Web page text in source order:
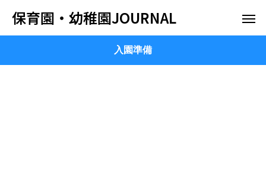
保育園・幼稚園JOURNAL
入園準備